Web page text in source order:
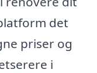
det
priser og
i